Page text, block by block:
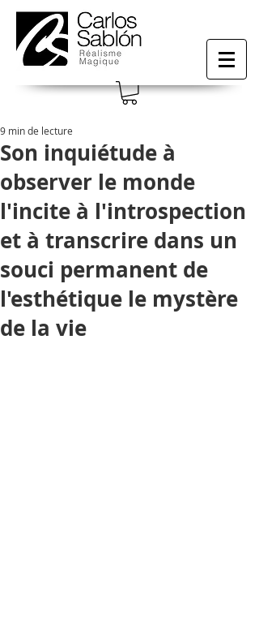
Son inquiétude à
observer le monde
l'incite à l'introspection
et à transcrire dans un
souci permanent de
l'esthétique le mystère
de la vie
9 min de lecture